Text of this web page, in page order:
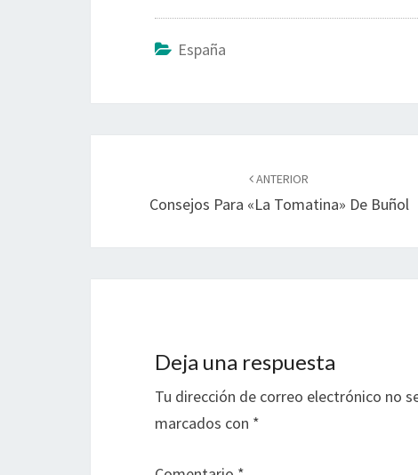
España
entradas
ANTERIOR
Consejos Para «La Tomatina» De Buñol
Deja una respuesta
Tu dirección de correo electrónico no
marcados con *